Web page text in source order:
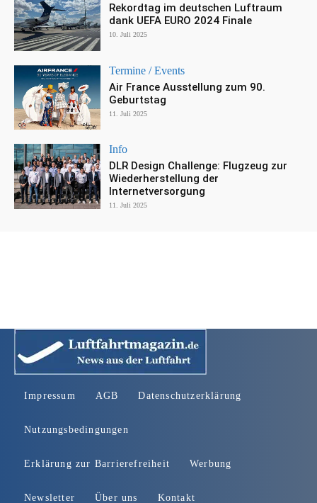
Rekordtag im deutschen Luftraum
dank UEFA EURO 2024 Finale
10. Juli 2025
Termine / Events
Air France Ausstellung zum 90.
Geburtstag
11. Juli 2025
Info
DLR Design Challenge: Flugzeug zur
Wiederherstellung der
Internetversorgung
11. Juli 2025
Impressum AGB Datenschutzerklärung
Nutzungsbedingungen
Erklärung zur Barrierefreiheit Werbung
Newsletter Über uns Kontakt